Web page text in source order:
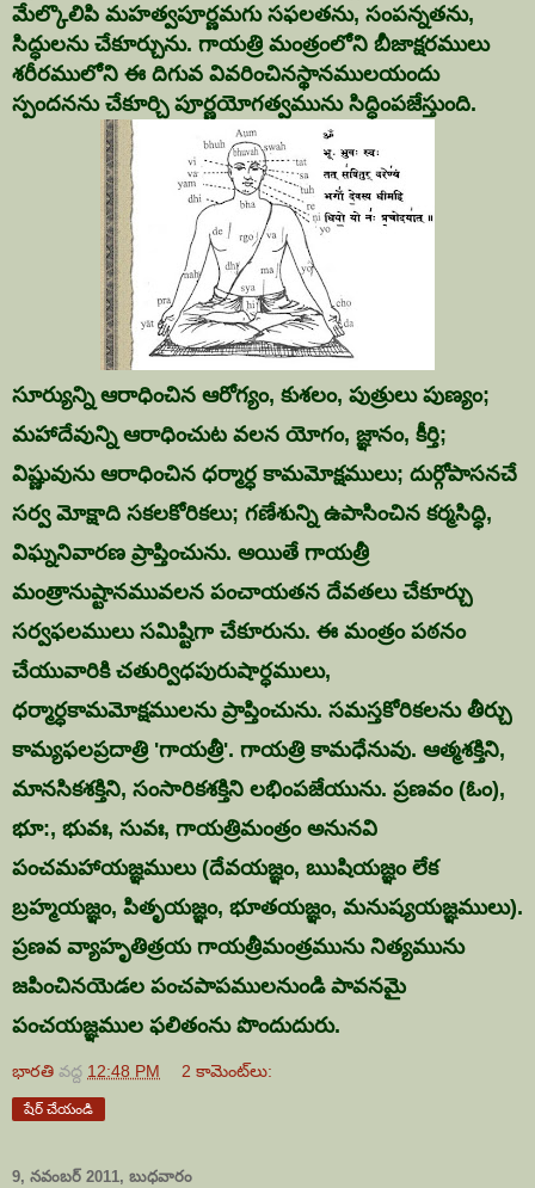
మేల్కొలిపి మహత్వపూర్ణమగు సఫలతను, సంపన్నతను,
సిద్ధులను చేకూర్చును. గాయత్రి మంత్రంలోని బీజాక్షరములు
శరీరములోని ఈ దిగువ వివరించినస్థానములయందు
స్పందనను చేకూర్చి పూర్ణయోగత్వమును సిద్ధింపజేస్తుంది.
సూర్యున్ని ఆరాధించిన ఆరోగ్యం, కుశలం, పుత్రులు పుణ్యం;
మహాదేవున్ని ఆరాధించుట వలన యోగం, జ్ఞానం, కీర్తి;
విష్ణువును ఆరాధించిన ధర్మార్ధ కామమోక్షములు; దుర్గోపాసనచే
సర్వ మోక్షాది సకలకోరికలు; గణేశున్ని ఉపాసించిన కర్మసిద్ధి,
విఘ్ననివారణ ప్రాప్తించును. అయితే గాయత్రీ
మంత్రానుష్టానమువలన పంచాయతన దేవతలు చేకూర్చు
సర్వఫలములు సమిష్టిగా చేకూరును. ఈ మంత్రం పఠనం
చేయువారికి చతుర్విధపురుషార్ధములు,
ధర్మార్ధకామమోక్షములను ప్రాప్తించును. సమస్తకోరికలను తీర్చు
కామ్యఫలప్రదాత్రి 'గాయత్రీ'. గాయత్రి కామధేనువు. ఆత్మశక్తిని,
మానసికశక్తిని, సంసారికశక్తిని లభింపజేయును. ప్రణవం (ఓం),
భూ:, భువః, సువః, గాయత్రిమంత్రం అనునవి
పంచమహాయజ్ఞములు (దేవయజ్ఞం, ఋషియజ్ఞం లేక
బ్రహ్మయజ్ఞం, పితృయజ్ఞం, భూతయజ్ఞం, మనుష్యయజ్ఞములు).
ప్రణవ వ్యాహృతిత్రయ గాయత్రీమంత్రమును నిత్యమును
జపించినయెడల పంచపాపములనుండి పావనమై
పంచయజ్ఞముల ఫలితంను పొందుదురు.
భారతి వద్ద 12:48 PM 2 కామెంట్‌లు:
షేర్ చేయండి
9, నవంబర్ 2011, బుధవారం